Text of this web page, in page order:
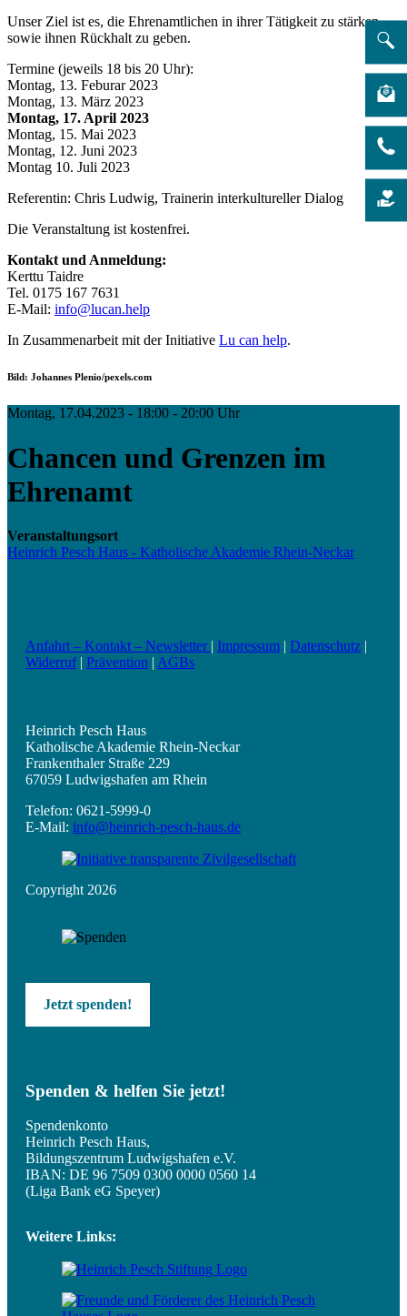
Unser Ziel ist es, die Ehrenamtlichen in ihrer Tätigkeit zu stärken
sowie ihnen Rückhalt zu geben.
Termine (jeweils 18 bis 20 Uhr):
Montag, 13. Feburar 2023
Montag, 13. März 2023
Montag, 17. April 2023
Montag, 15. Mai 2023
Montag, 12. Juni 2023
Montag 10. Juli 2023
Referentin: Chris Ludwig, Trainerin interkultureller Dialog
Die Veranstaltung ist kostenfrei.
Kontakt und Anmeldung:
Kerttu Taidre
Tel. 0175 167 7631
E-Mail: info@lucan.help
In Zusammenarbeit mit der Initiative Lu can help.
Bild: Johannes Plenio/pexels.com
Montag, 17.04.2023 - 18:00 - 20:00 Uhr
Chancen und Grenzen im
Ehrenamt
Veranstaltungsort
Heinrich Pesch Haus - Katholische Akademie Rhein-Neckar
Anfahrt – Kontakt – Newsletter | Impressum | Datenschutz |
Widerruf| Prävention | AGBs
Heinrich Pesch Haus
Katholische Akademie Rhein-Neckar
Frankenthaler Straße 229
67059 Ludwigshafen am Rhein
Telefon: 0621-5999-0
E-Mail: info@heinrich-pesch-haus.de
Copyright 2026
Jetzt spenden!
Spenden & helfen Sie jetzt!
Spendenkonto
Heinrich Pesch Haus,
Bildungszentrum Ludwigshafen e.V.
IBAN: DE 96 7509 0300 0000 0560 14
(Liga Bank eG Speyer)
Weitere Links: